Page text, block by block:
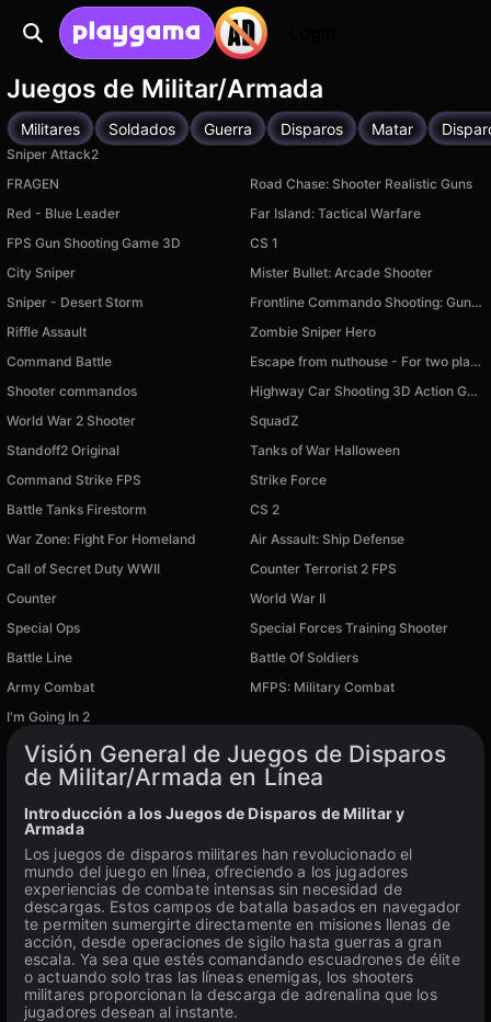
Juegos de Militar/Armada
Militares Soldados Guerra Disparos Matar
Sniper Attack2
FRAGEN
Road Chase: Shooter Realistic Guns
Red - Blue Leader
Far Island: Tactical Warfare
FPS Gun Shooting Game 3D
CS 1
City Sniper
Mister Bullet: Arcade Shooter
Sniper - Desert Storm
Frontline Commando Shooting: Gun Games
Riffle Assault
Zombie Sniper Hero
Command Battle
Escape from nuthouse - For two players!
Shooter commandos
Highway Car Shooting 3D Action Game 2025
World War 2 Shooter
SquadZ
Standoff2 Original
Tanks of War Halloween
Command Strike FPS
Strike Force
Battle Tanks Firestorm
CS 2
War Zone: Fight For Homeland
Air Assault: Ship Defense
Call of Secret Duty WWII
Counter Terrorist 2 FPS
Counter
World War II
Special Ops Special Forces Training Shooter
Battle Line Battle Of Soldiers
Army Combat MFPS: Military Combat
Disponible en PC
I'm Going In 2
Visión General de Juegos de Disparos
de Militar/Armada en Línea
Introducción a los Juegos de Disparos de Militar y
Armada
Los juegos de disparos militares han revolucionado el
mundo del juego en línea, ofreciendo a los jugadores
experiencias de combate intensas sin necesidad de
descargas. Estos campos de batalla basados en navegador
te permiten sumergirte directamente en misiones llenas de
acción, desde operaciones de sigilo hasta guerras a gran
escala. Ya sea que estés comandando escuadrones de élite
o actuando solo tras las líneas enemigas, los shooters
militares proporcionan la descarga de adrenalina que los
jugadores desean al instante.